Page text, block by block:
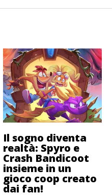
Il sogno diventa
realtà: Spyro e
Crash Bandicoot
insieme in un
gioco coop creato
dai fan!